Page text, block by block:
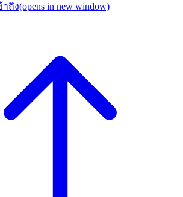
าถึง(opens in new window)